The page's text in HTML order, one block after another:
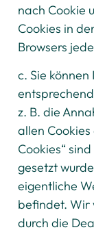
nach Cookie
Cookies in
Browsers
c. Sie
z. B. die
allen
Cookies“
gesetzt
eigentliche
befindet. Wir
durch die